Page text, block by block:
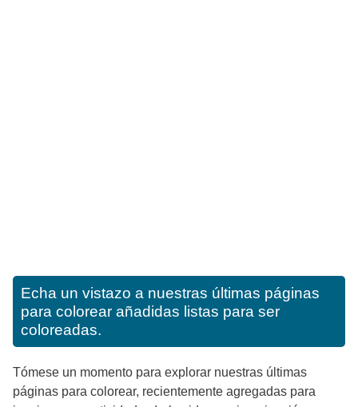
Echa un vistazo a nuestras últimas páginas
para colorear añadidas listas para ser
coloreadas.
Tómese un momento para explorar nuestras últimas
páginas para colorear, recientemente agregadas para